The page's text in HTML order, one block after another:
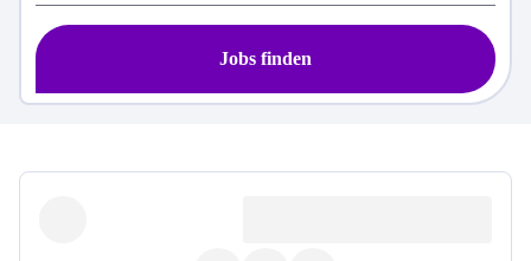
Jobs finden